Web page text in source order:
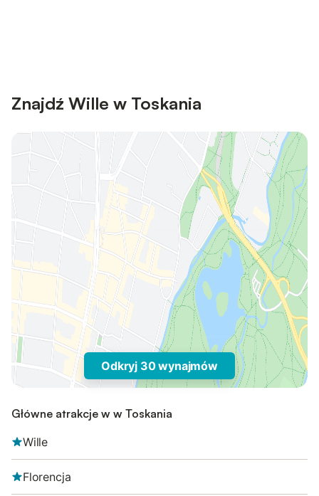
Znajdź Wille w Toskania
Odkryj 30 wynajmów
Główne atrakcje w w Toskania
Wille
Florencja